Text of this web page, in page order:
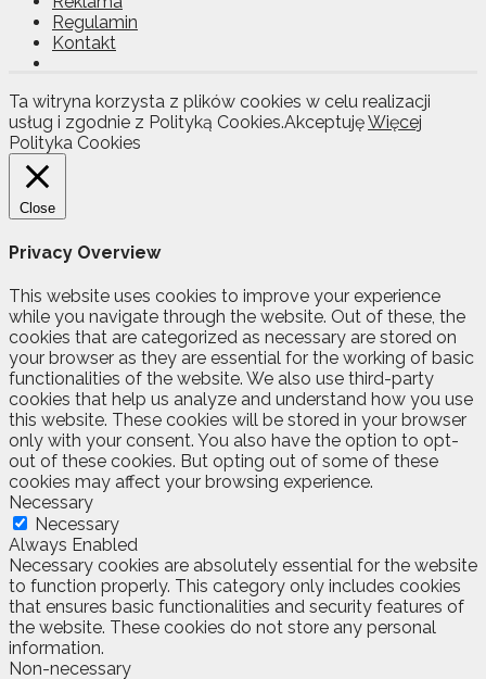
Regulamin
Kontakt
Ta witryna korzysta z plików cookies w celu realizacji
usług i zgodnie z Polityką Cookies.AkceptujęWięcej
Polityka Cookies
Close
Privacy Overview
This website uses cookies to improve your experience
while you navigate through the website. Out of these, the
cookies that are categorized as necessary are stored on
your browser as they are essential for the working of basic
functionalities of the website. We also use third-party
cookies that help us analyze and understand how you use
this website. These cookies will be stored in your browser
only with your consent. You also have the option to opt-
out of these cookies. But opting out of some of these
cookies may affect your browsing experience.
Necessary
Necessary
Always Enabled
Necessary cookies are absolutely essential for the website
to function properly. This category only includes cookies
that ensures basic functionalities and security features of
the website. These cookies do not store any personal
information.
Non-necessary